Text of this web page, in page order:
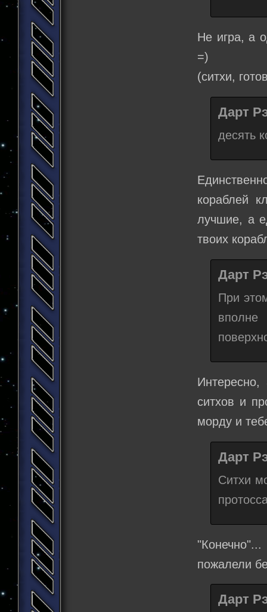
Не игра, а
=)
(ситхи,
Дарт
десять
кораблей
лучшие, а
твоих
Дарт
При
вполне
Интересно,
ситхов и
морду и
Дарт
Ситхи
пожалели
Дарт